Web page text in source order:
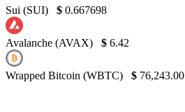
Sui (SUI) $ 0.667698
Avalanche (AVAX) $ 6.42
Wrapped Bitcoin (WBTC) $ 76,243.00